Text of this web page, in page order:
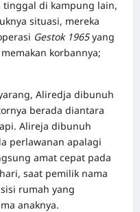
tinggal di kampung lain,
situasi, mereka
Gestok 1965yang
korbannya;
Aliredja dibunuh
berada diantara
Alireja dibunuh
perlawanan apalagi
amat cepat pada
saat pemilik nama
rumah yang
anaknya.